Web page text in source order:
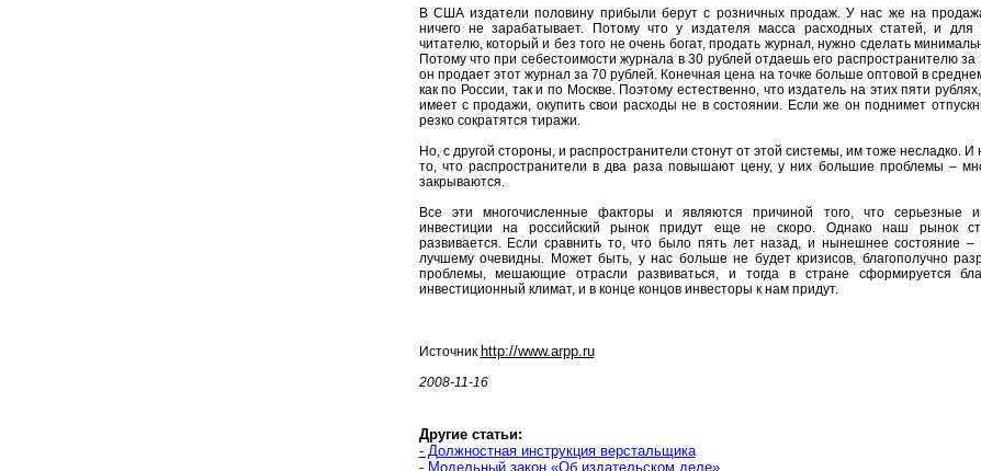
В США издатели половину прибыли берут с розничных продаж. У нас же на
ничего не зарабатывает. Потому что у издателя масса расходных статей, и для
читателю, который и без того не очень богат, продать журнал, нужно сделать
Потому что при себестоимости журнала в 30 рублей отдаешь его распространителю за
он продает этот журнал за 70 рублей. Конечная цена на точке больше оптовой в
как по России, так и по Москве. Поэтому естественно, что издатель на этих пяти
имеет с продажи, окупить свои расходы не в состоянии. Если же он поднимет
резко сократятся тиражи.
Но, с другой стороны, и распространители стонут от этой системы, им тоже несладко. И
то, что распространители в два раза повышают цену, у них большие проблемы –
закрываются.
Все эти многочисленные факторы и являются причиной того, что серьезные
инвестиции на российский рынок придут еще не скоро. Однако наш рынок
развивается. Если сравнить то, что было пять лет назад, и нынешнее состояние
лучшему очевидны. Может быть, у нас больше не будет кризисов, благополучно
проблемы, мешающие отрасли развиваться, и тогда в стране сформируется
инвестиционный климат, и в конце концов инвесторы к нам придут.
Источник http://www.arpp.ru
2008-11-16
Другие статьи:
- Должностная инструкция верстальщика
- Модельный закон «Об издательском деле»